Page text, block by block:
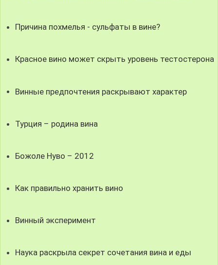
Причина похмелья - сульфаты в вине?
Красное вино может скрыть уровень тестостерона
Винные предпочтения раскрывают характер
Турция – родина вина
Божоле Нуво – 2012
Как правильно хранить вино
Винный эксперимент
Наука раскрыла секрет сочетания вина и еды